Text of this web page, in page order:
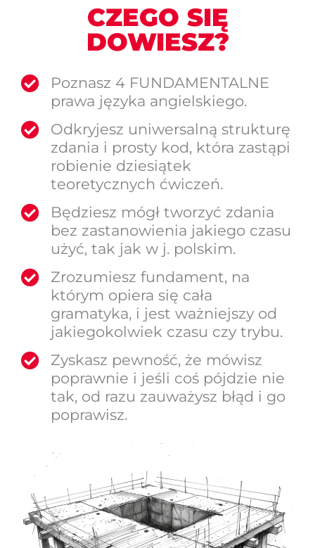
CZEGO SIĘ
DOWIESZ?
Poznasz 4 FUNDAMENTALNE
prawa języka angielskiego.
Odkryjesz uniwersalną strukturę
zdania i prosty kod, która zastąpi
robienie dziesiątek
teoretycznych ćwiczeń.
Będziesz mógł tworzyć zdania
bez zastanowienia jakiego czasu
użyć, tak jak w j. polskim.
Zrozumiesz fundament, na
którym opiera się cała
gramatyka, i jest ważniejszy od
jakiegokolwiek czasu czy trybu.
Zyskasz pewność, że mówisz
poprawnie i jeśli coś pójdzie nie
tak, od razu zauważysz błąd i go
poprawisz.